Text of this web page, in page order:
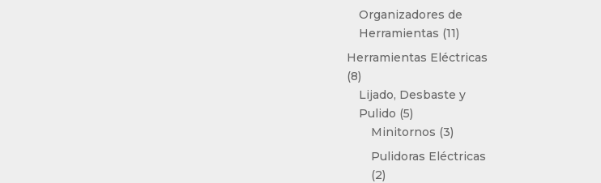
producto
Organizadores de
Herramientas 1111
productos
Herramientas Eléctricas
88
productos
Lijado, Desbaste y
Pulido 55
productos
Minitornos 33
productos
Pulidoras Eléctricas
22